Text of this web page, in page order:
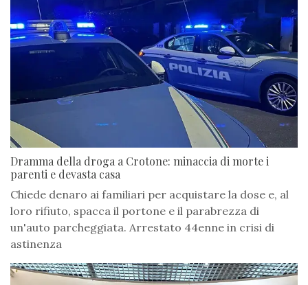
Dramma della droga a Crotone: minaccia di morte i
parenti e devasta casa
Chiede denaro ai familiari per acquistare la dose e, al
loro rifiuto, spacca il portone e il parabrezza di
un'auto parcheggiata. Arrestato 44enne in crisi di
astinenza